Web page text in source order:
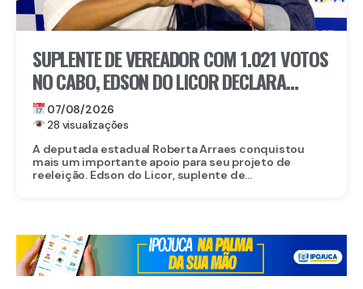
SUPLENTE DE VEREADOR COM 1.021 VOTOS
NO CABO, EDSON DO LICOR DECLARA
APOIO A ROBERTA ARRAES
07/08/2026
28 visualizações
A deputada estadual Roberta Arraes conquistou
mais um importante apoio para seu projeto de
reeleição. Edson do Licor, suplente de...